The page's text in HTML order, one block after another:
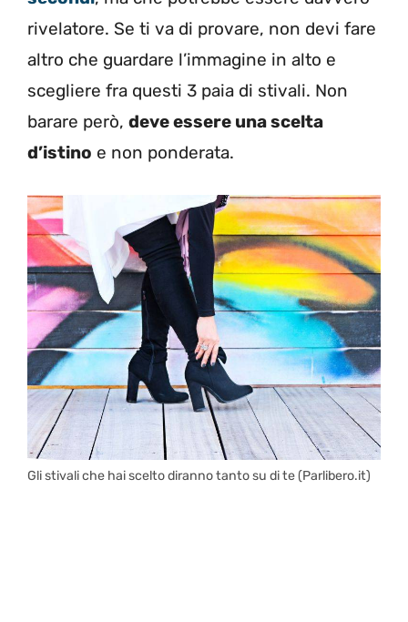
rivelatore. Se ti va di provare, non devi fare
altro che guardare l’immagine in alto e
scegliere fra questi 3 paia di stivali. Non
barare però, deve essere una scelta
d’istino e non ponderata.
Gli stivali che hai scelto diranno tanto su di te (Parlibero.it)